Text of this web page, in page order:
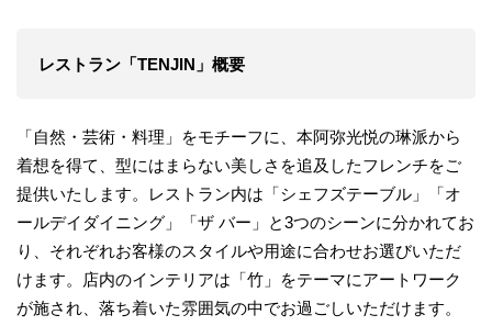
レストラン「TENJIN」概要
「自然・芸術・料理」をモチーフに、本阿弥光悦の琳派から
着想を得て、型にはまらない美しさを追及したフレンチをご
提供いたします。レストラン内は「シェフズテーブル」「オ
ールデイダイニング」「ザ バー」と3つのシーンに分かれてお
り、それぞれお客様のスタイルや用途に合わせお選びいただ
けます。店内のインテリアは「竹」をテーマにアートワーク
が施され、落ち着いた雰囲気の中でお過ごしいただけます。